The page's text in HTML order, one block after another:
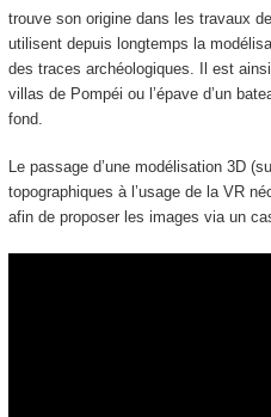
trouve son origine dans les travaux
utilisent depuis longtemps la
des traces archéologiques. Il est
villas de Pompéi ou l’épave d’un
fond.
Le passage d’une modélisation 3D
topographiques à l’usage de la VR
afin de proposer les images via un